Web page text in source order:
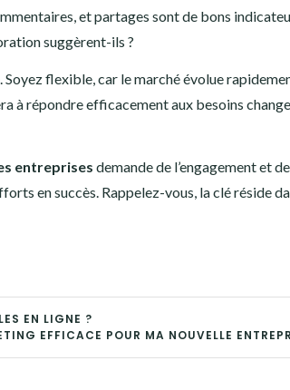
et partages sont de bons
suggèrent-ils ?
flexible, car le marché évolue
à répondre efficacement aux besoins
entreprises demande de l’engagement et
en succès. Rappelez-vous, la clé réside
EN LIGNE ?
EFFICACE POUR MA NOUVELLE